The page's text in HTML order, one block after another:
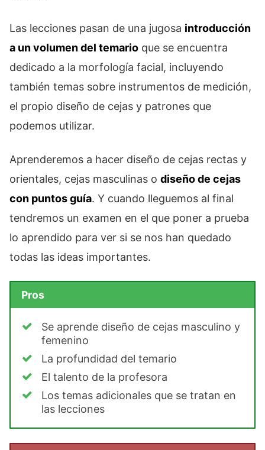
Las lecciones pasan de una jugosa introducción
a un volumen del temario que se encuentra
dedicado a la morfología facial, incluyendo
también temas sobre instrumentos de medición,
el propio diseño de cejas y patrones que
podemos utilizar.
Aprenderemos a hacer diseño de cejas rectas y
orientales, cejas masculinas o diseño de cejas
con puntos guía. Y cuando lleguemos al final
tendremos un examen en el que poner a prueba
lo aprendido para ver si se nos han quedado
todas las ideas importantes.
Pros
Se aprende diseño de cejas masculino y
femenino
La profundidad del temario
El talento de la profesora
Los temas adicionales que se tratan en
las lecciones